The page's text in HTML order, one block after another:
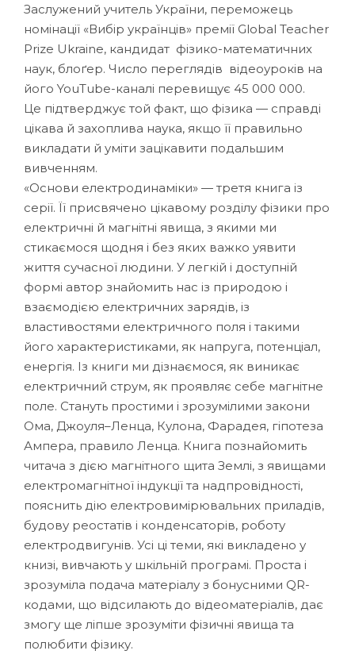
Заслужений учитель України, переможець
номінації «Вибір українців» премії Global Teacher
Prize Ukraine, кандидат фізико-математичних
наук, блоґер. Число переглядів відеоуроків на
його YouTube-каналі перевищує 45 000 000.
Це підтверджує той факт, що фізика — справді
цікава й захоплива наука, якщо її правильно
викладати й уміти зацікавити подальшим
вивченням.
«Основи електродинаміки» — третя книга із
серії. Її присвячено цікавому розділу фізики про
електричні й магнітні явища, з якими ми
стикаємося щодня і без яких важко уявити
життя сучасної людини. У легкій і доступній
формі автор знайомить нас із природою і
взаємодією електричних зарядів, із
властивостями електричного поля і такими
його характеристиками, як напруга, потенціал,
енергія. Із книги ми дізнаємося, як виникає
електричний струм, як проявляє себе магнітне
поле. Стануть простими і зрозумілими закони
Ома, Джоуля–Ленца, Кулона, Фарадея, гіпотеза
Ампера, правило Ленца. Книга познайомить
читача з дією магнітного щита Землі, з явищами
електромагнітної індукції та надпровідності,
пояснить дію електровимірювальних приладів,
будову реостатів і конденсаторів, роботу
електродвигунів. Усі ці теми, які викладено у
книзі, вивчають у шкільній програмі. Проста і
зрозуміла подача матеріалу з бонусними QR-
кодами, що відсилають до відеоматеріалів, дає
змогу ще ліпше зрозуміти фізичні явища та
полюбити фізику.